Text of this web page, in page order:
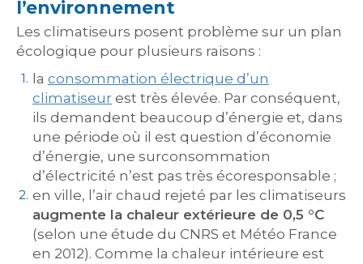
l’environnement
Les climatiseurs posent problème sur un plan
écologique pour plusieurs raisons :
la consommation électrique d’un
climatiseur est très élevée. Par conséquent,
ils demandent beaucoup d’énergie et, dans
une période où il est question d’économie
d’énergie, une surconsommation
d’électricité n’est pas très écoresponsable ;
en ville, l’air chaud rejeté par les climatiseurs
augmente la chaleur extérieure de 0,5 °C
(selon une étude du CNRS et Météo France
en 2012). Comme la chaleur intérieure est